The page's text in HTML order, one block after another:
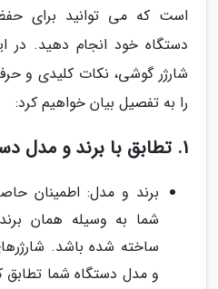
است که می توانید برای
دستگاه خود انجام دهید. در
شارژر گوشی، نکات کلیدی و
را به تفصیل بیان خواهیم کرد:
1. تطابق با برند و مدل دستگاه
برند و مدل: اطمینان
شما به وسیله همان
ساخته شده باشد.
و مدل دستگاه شما تطابق